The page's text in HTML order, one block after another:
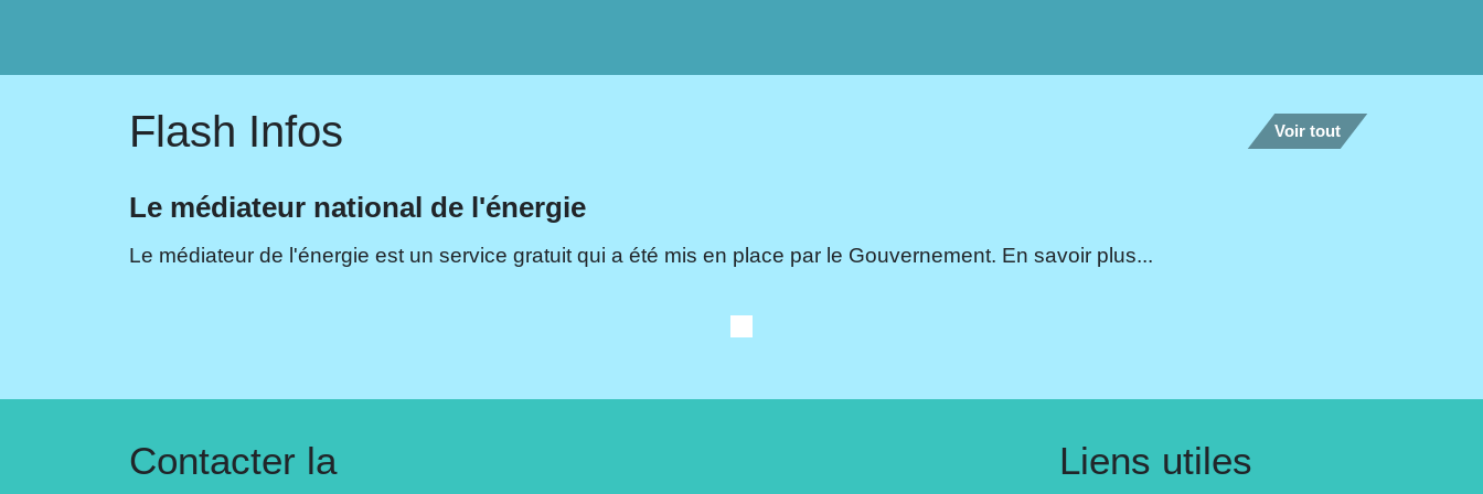
Flash Infos Voir tout
Le médiateur national de l'énergie
Le médiateur de l'énergie est un service gratuit qui a été mis en place par le Gouvernement. En savoir plus...
Contacter la
Liens utiles